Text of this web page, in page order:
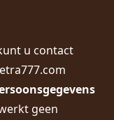
u contact
geen